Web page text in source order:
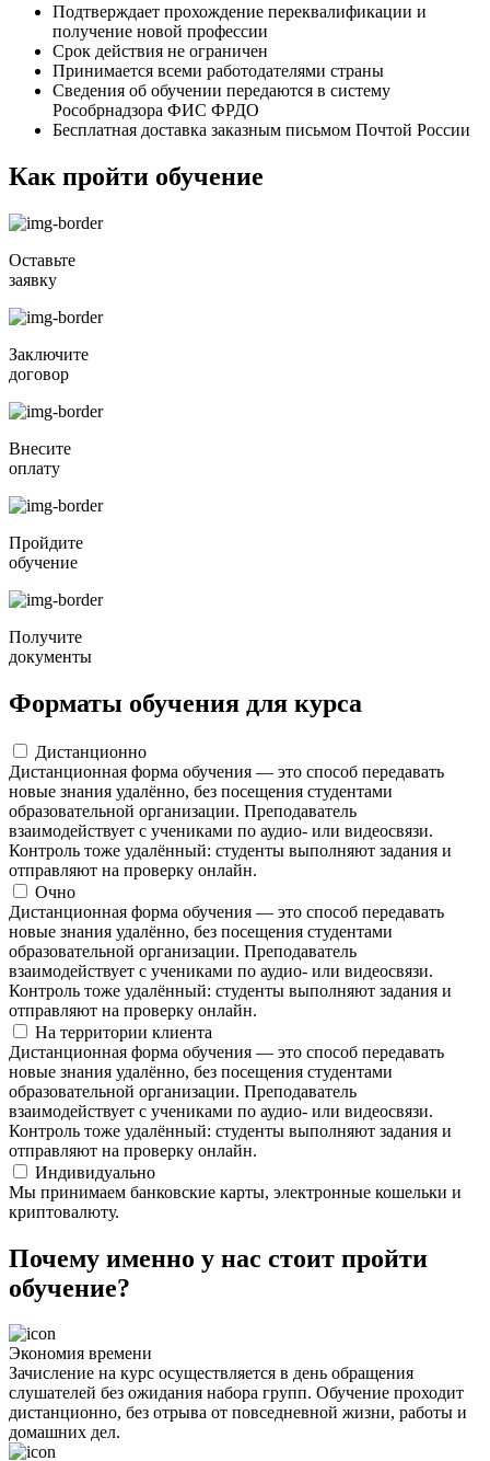
Подтверждает прохождение переквалификации и
получение новой профессии
Срок действия не ограничен
Принимается всеми работодателями страны
Сведения об обучении передаются в систему
Рособрнадзора ФИС ФРДО
Бесплатная доставка заказным письмом Почтой России
Как пройти обучение
Оставьте
заявку
Заключите
договор
Внесите
оплату
Пройдите
обучение
Получите
документы
Форматы обучения для курса
Дистанционно
Дистанционная форма обучения — это способ передавать
новые знания удалённо, без посещения студентами
образовательной организации. Преподаватель
взаимодействует с учениками по аудио- или видеосвязи.
Контроль тоже удалённый: студенты выполняют задания и
отправляют на проверку онлайн.
Очно
Дистанционная форма обучения — это способ передавать
новые знания удалённо, без посещения студентами
образовательной организации. Преподаватель
взаимодействует с учениками по аудио- или видеосвязи.
Контроль тоже удалённый: студенты выполняют задания и
отправляют на проверку онлайн.
На территории клиента
Дистанционная форма обучения — это способ передавать
новые знания удалённо, без посещения студентами
образовательной организации. Преподаватель
взаимодействует с учениками по аудио- или видеосвязи.
Контроль тоже удалённый: студенты выполняют задания и
отправляют на проверку онлайн.
Индивидуально
Мы принимаем банковские карты, электронные кошельки и
криптовалюту.
Почему именно у нас стоит пройти
обучение?
Экономия времени
Зачисление на курс осуществляется в день обращения
слушателей без ожидания набора групп. Обучение проходит
дистанционно, без отрыва от повседневной жизни, работы и
домашних дел.